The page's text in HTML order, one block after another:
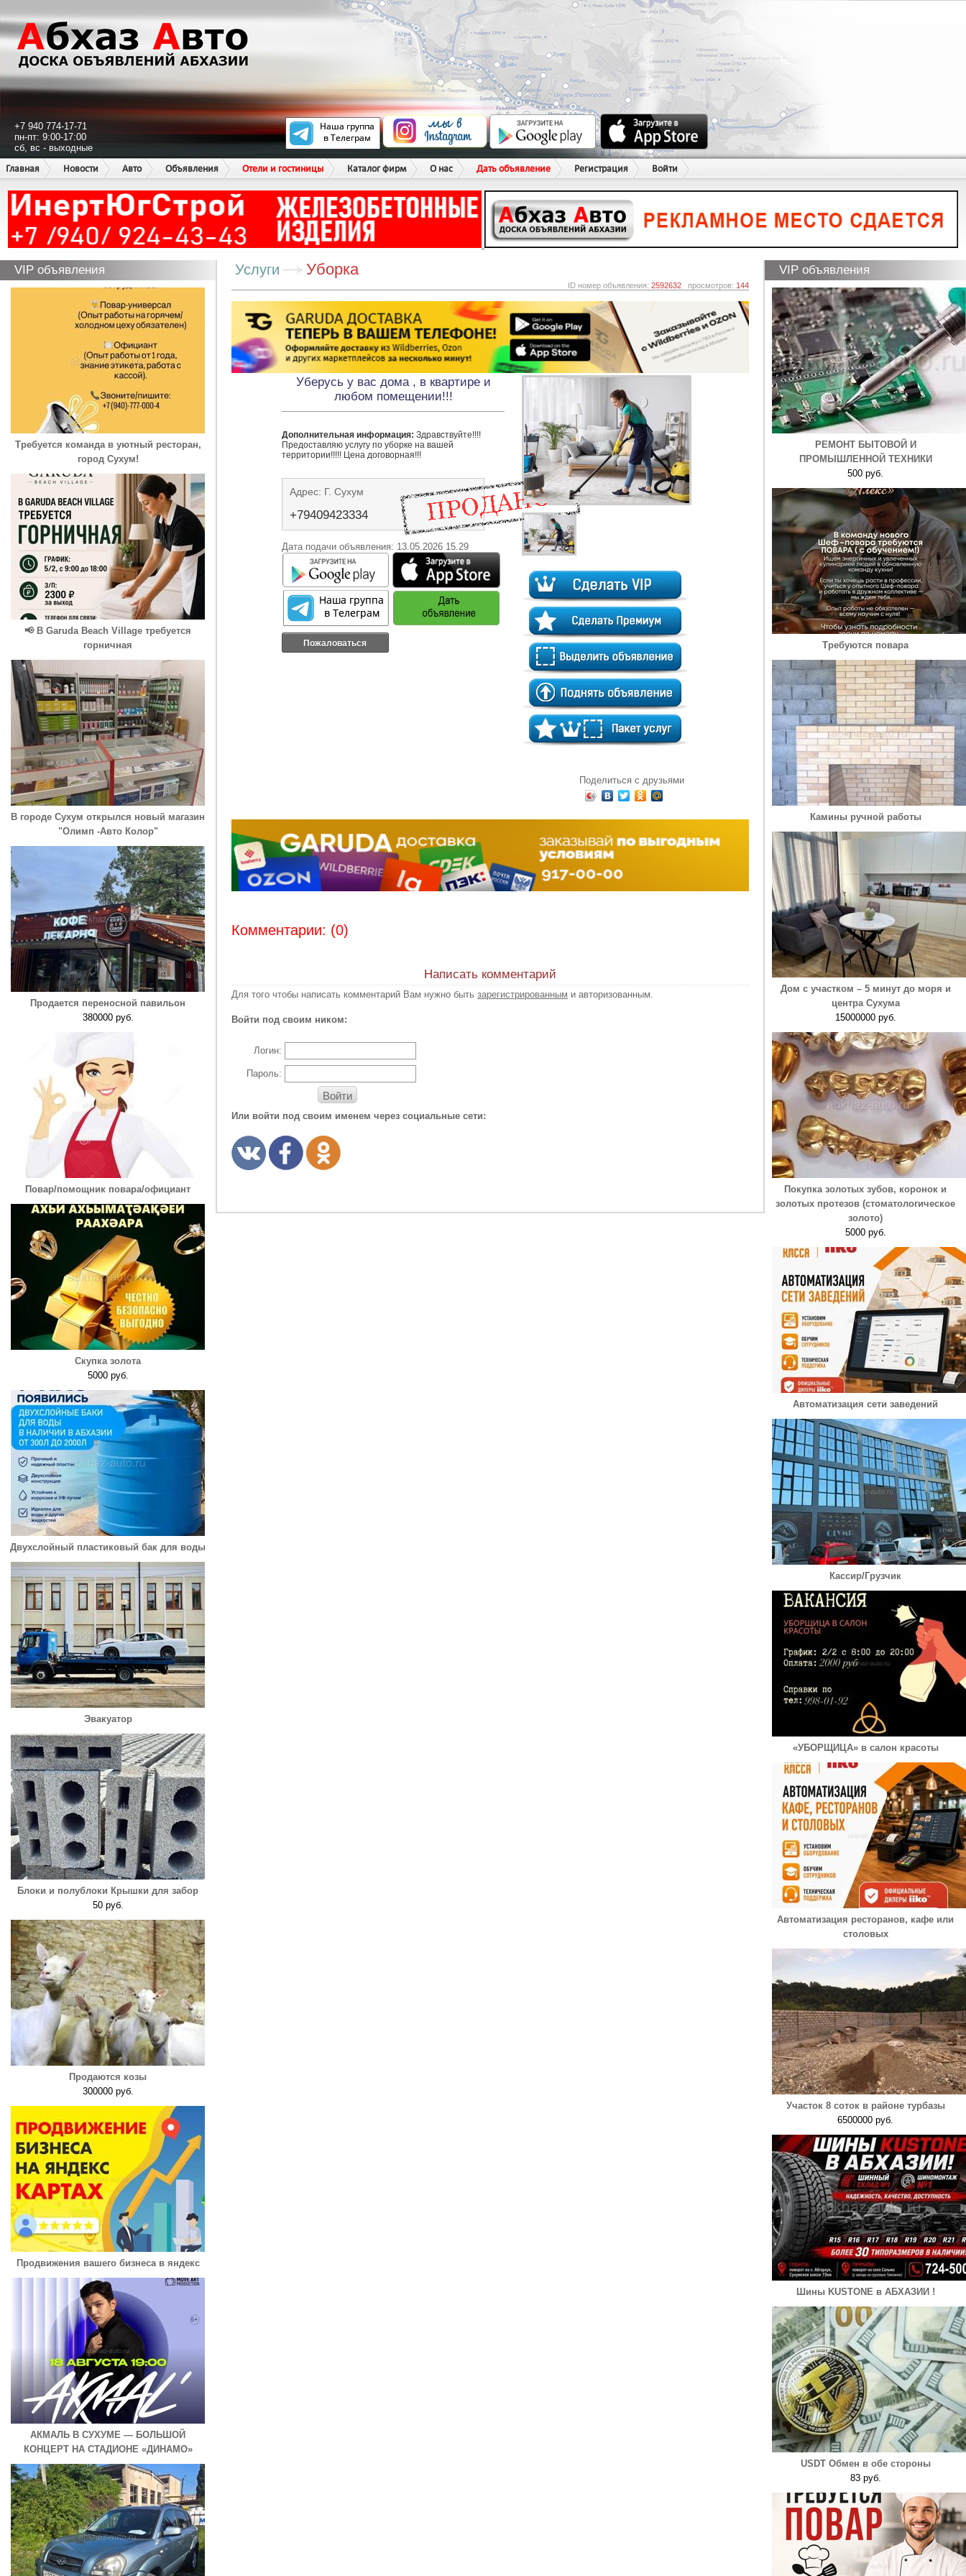
+7 940 774-17-71
пн-пт: 9:00-17:00
сб, вс - выходные
Главная
Новости Авто Объявления Отели и гостиницы Каталог фирм О нас Дать объявление Регистрация Войти
VIP объявления
Требуется команда в уютный ресторан,
город Сухум!
📢 В Garuda Beach Village требуется
горничная
В городе Сухум открылся новый магазин
"Олимп -Авто Колор"
Продается переносной павильон
380000 руб.
Повар/помощник повара/официант
Скупка золота
5000 руб.
Двухслойный пластиковый бак для воды
Эвакуатор
Блоки и полублоки Крышки для забор
50 руб.
Продаются козы
300000 руб.
Продвижения вашего бизнеса в яндекс
АКМАЛЬ В СУХУМЕ — БОЛЬШОЙ
КОНЦЕРТ НА СТАДИОНЕ «ДИНАМО»
Услуги Уборка
ID номер объявления: 2592632 просмотров: 144
Уберусь у вас дома , в квартире и
любом помещении!!!
Дополнительная информация: Здравствуйте!!!!
Предоставляю услугу по уборке на вашей
территории!!!!! Цена договорная!!!
Адрес: Г. Сухум
+79409423334
Дата подачи объявления: 13.05.2026 15.29
Пожаловаться
Поделиться с друзьями
Комментарии: (0)
Написать комментарий
Для того чтобы написать комментарий Вам нужно быть зарегистрированным и авторизованным.
Войти под своим ником:
Логин:
Пароль:
Войти
Или войти под своим именем через социальные сети:
VIP объявления
РЕМОНТ БЫТОВОЙ И
ПРОМЫШЛЕННОЙ ТЕХНИКИ
500 руб.
Требуются повара
Камины ручной работы
Дом с участком – 5 минут до моря и
центра Сухума
15000000 руб.
Покупка золотых зубов, коронок и
золотых протезов (стоматологическое
золото)
5000 руб.
Автоматизация сети заведений
Кассир/Грузчик
«УБОРЩИЦА» в салон красоты
Автоматизация ресторанов, кафе или
столовых
Участок 8 соток в районе турбазы
6500000 руб.
Шины KUSTONE в АБХАЗИИ !
USDT Обмен в обе стороны
83 руб.